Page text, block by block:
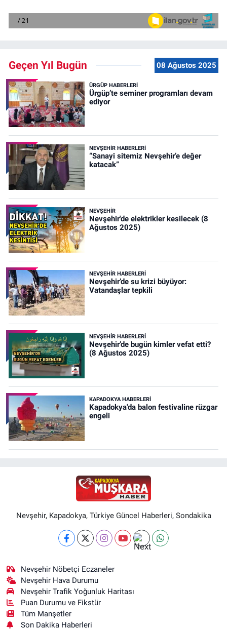
Geçen Yıl Bugün 08 Ağustos 2025
ÜRGÜP HABERLERI
Ürgüp’te seminer programları devam
ediyor
NEVŞEHIR HABERLERI
“Sanayi sitemiz Nevşehir’e değer
katacak”
NEVŞEHIR
Nevşehir'de elektrikler kesilecek (8
Ağustos 2025)
NEVŞEHIR HABERLERI
Nevşehir’de su krizi büyüyor:
Vatandaşlar tepkili
NEVŞEHIR HABERLERI
Nevşehir’de bugün kimler vefat etti?
(8 Ağustos 2025)
KAPADOKYA HABERLERI
Kapadokya'da balon festivaline rüzgar
engeli
Nevşehir, Kapadokya, Türkiye Güncel Haberleri, Sondakika
Nevşehir Nöbetçi Eczaneler
Nevşehir Hava Durumu
Nevşehir Trafik Yoğunluk Haritası
Puan Durumu ve Fikstür
Tüm Manşetler
Son Dakika Haberleri